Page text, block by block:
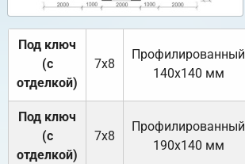
Под ключ
(с
отделкой)
7х8
Профилированный
140х140 мм
Под ключ
(с
отделкой)
7х8
Профилированный
190х140 мм